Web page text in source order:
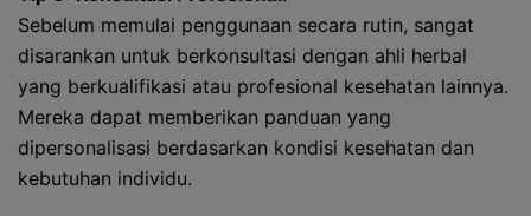
Sebelum memulai penggunaan secara rutin, sangat
disarankan untuk berkonsultasi dengan ahli herbal
yang berkualifikasi atau profesional kesehatan lainnya.
Mereka dapat memberikan panduan yang
dipersonalisasi berdasarkan kondisi kesehatan dan
kebutuhan individu.